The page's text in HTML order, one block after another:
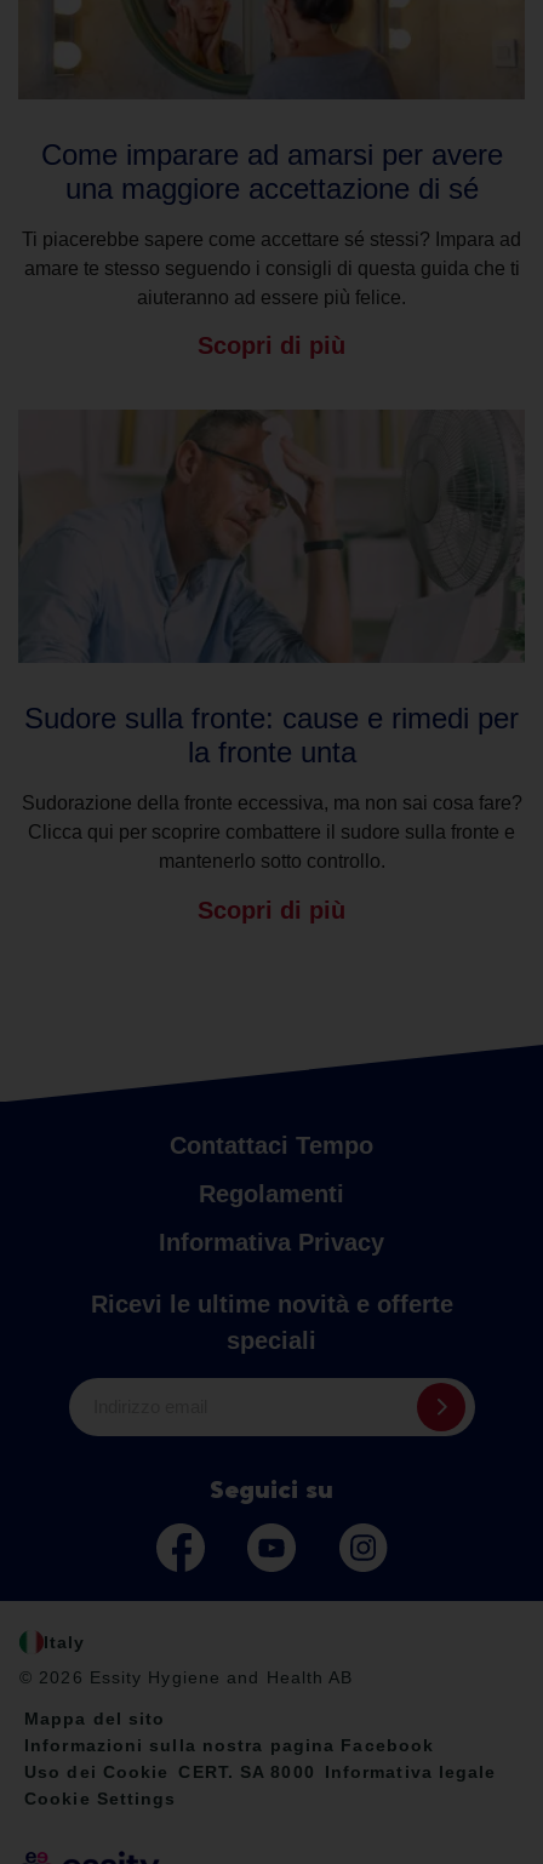
Come imparare ad amarsi per avere
una maggiore accettazione di sé
Ti piacerebbe sapere come accettare sé stessi? Impara ad
amare te stesso seguendo i consigli di questa guida che ti
aiuteranno ad essere più felice.
Scopri di più
Sudore sulla fronte: cause e rimedi per
la fronte unta
Sudorazione della fronte eccessiva, ma non sai cosa fare?
Clicca qui per scoprire combattere il sudore sulla fronte e
mantenerlo sotto controllo.
Scopri di più
Contattaci Tempo
Regolamenti
Informativa Privacy
Ricevi le ultime novità e offerte
speciali
Seguici su
Italy
© 2026 Essity Hygiene and Health AB
Mappa del sito
Informazioni sulla nostra pagina Facebook
Uso dei Cookie
CERT. SA 8000
Informativa legale
Cookie Settings